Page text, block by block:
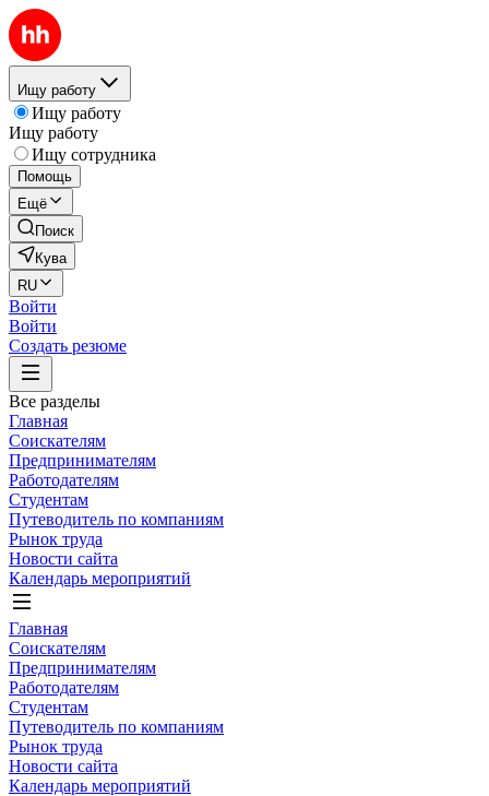
Ищу работу
Ищу работу
Ищу работу
Ищу сотрудника
Помощь
Ещё
Поиск
Кува
RU
Войти
Войти
Создать резюме
Все разделы
Главная
Соискателям
Предпринимателям
Работодателям
Студентам
Путеводитель по компаниям
Рынок труда
Новости сайта
Календарь мероприятий
Главная
Соискателям
Предпринимателям
Работодателям
Студентам
Путеводитель по компаниям
Рынок труда
Новости сайта
Календарь мероприятий